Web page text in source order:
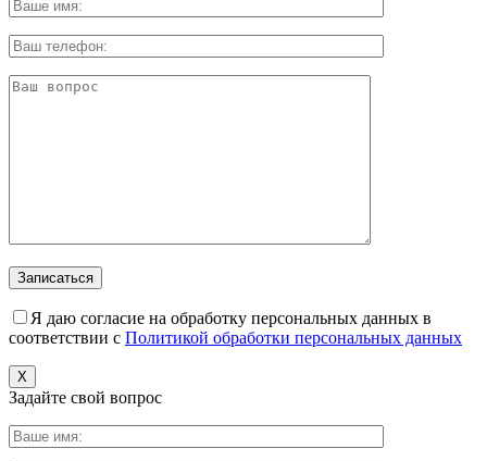
Я даю согласие на обработку персональных данных в
соответствии с Политикой обработки персональных данных
X
Задайте свой вопрос